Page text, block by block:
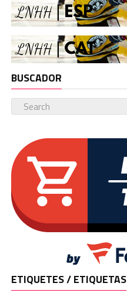
BUSCADOR
ETIQUETES / ETIQUETAS